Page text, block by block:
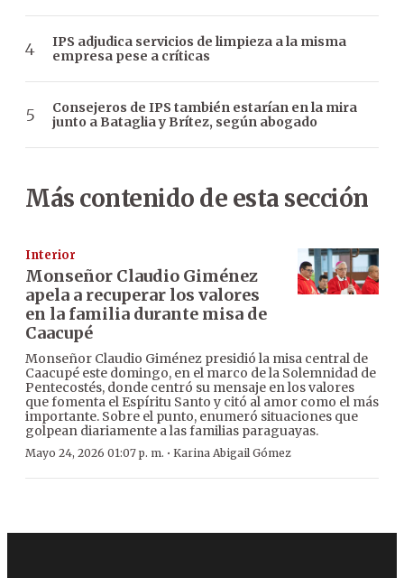
IPS adjudica servicios de limpieza a la misma
empresa pese a críticas
Consejeros de IPS también estarían en la mira
junto a Bataglia y Brítez, según abogado
Más contenido de esta sección
Interior
Monseñor Claudio Giménez
apela a recuperar los valores
en la familia durante misa de
Caacupé
Monseñor Claudio Giménez presidió la misa central de
Caacupé este domingo, en el marco de la Solemnidad de
Pentecostés, donde centró su mensaje en los valores
que fomenta el Espíritu Santo y citó al amor como el más
importante. Sobre el punto, enumeró situaciones que
golpean diariamente a las familias paraguayas.
Mayo 24, 2026 01:07 p. m. · Karina Abigail Gómez